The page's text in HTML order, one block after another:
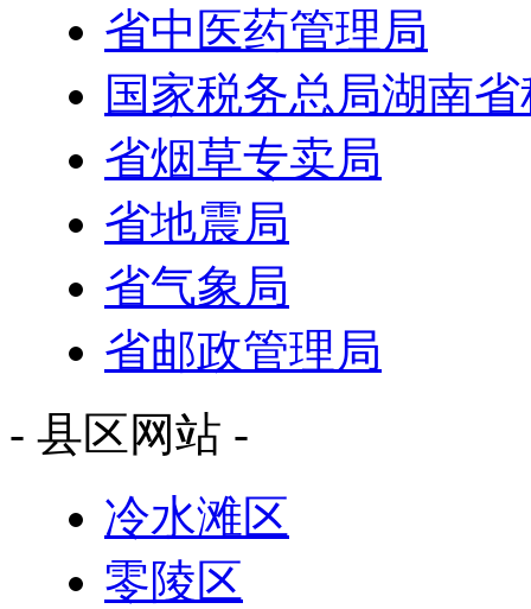
省中医药管理局
国家税务总局湖南
省烟草专卖局
省地震局
省气象局
省邮政管理局
- 县区网站 -
冷水滩区
零陵区